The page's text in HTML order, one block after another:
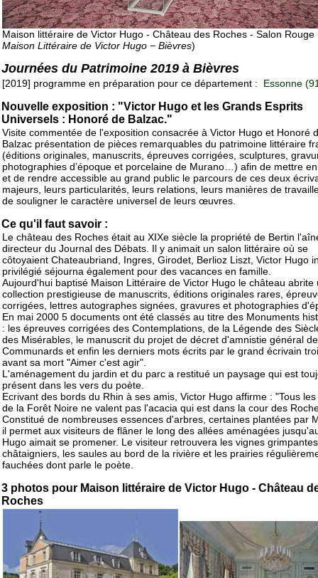
Maison littéraire de Victor Hugo - Château des Roches - Salon Rouge
Maison Littéraire de Victor Hugo − Bièvres)
Journées du Patrimoine 2019 à Bièvres
[2019] programme en préparation pour ce département : Essonne
Nouvelle exposition : "Victor Hugo et les Grands Esprits
Universels : Honoré de Balzac."
Visite commentée de l'exposition consacrée à Victor Hugo et Honoré
Balzac présentation de pièces remarquables du patrimoine littéraire
(éditions originales, manuscrits, épreuves corrigées, sculptures,
photographies d’époque et porcelaine de Murano…) afin de mettre
et de rendre accessible au grand public le parcours de ces deux
majeurs, leurs particularités, leurs relations, leurs manières de
de souligner le caractère universel de leurs œuvres.
Ce qu'il faut savoir :
Le château des Roches était au XIXe siècle la propriété de Bertin
directeur du Journal des Débats. Il y animait un salon littéraire où se
côtoyaient Chateaubriand, Ingres, Girodet, Berlioz Liszt, Victor Hugo
privilégié séjourna également pour des vacances en famille.
Aujourd'hui baptisé Maison Littéraire de Victor Hugo le château abrite
collection prestigieuse de manuscrits, éditions originales rares,
corrigées, lettres autographes signées, gravures et photographies
En mai 2000 5 documents ont été classés au titre des Monuments
: les épreuves corrigées des Contemplations, de la Légende des
des Misérables, le manuscrit du projet de décret d'amnistie général
Communards et enfin les derniers mots écrits par le grand écrivain
avant sa mort "Aimer c'est agir".
L'aménagement du jardin et du parc a restitué un paysage qui est
présent dans les vers du poète.
Ecrivant des bords du Rhin à ses amis, Victor Hugo affirme : "Tous
de la Forêt Noire ne valent pas l'acacia qui est dans la cour des
Constitué de nombreuses essences d'arbres, certaines plantées par
il permet aux visiteurs de flâner le long des allées aménagées
Hugo aimait se promener. Le visiteur retrouvera les vignes
châtaigniers, les saules au bord de la rivière et les prairies
fauchées dont parle le poète.
3 photos pour Maison littéraire de Victor Hugo - Château
Roches